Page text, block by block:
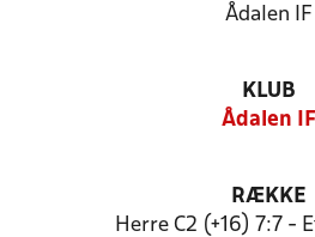
Ådalen IF
KLUB
Ådalen IF
RÆKKE
Herre C2 (+16) 7:7 -